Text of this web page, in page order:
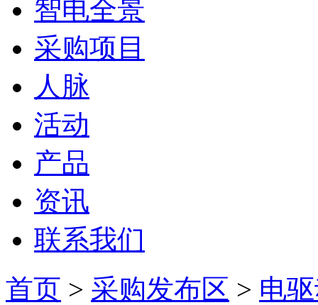
智电全景
采购项目
人脉
活动
产品
资讯
联系我们
首页 > 采购发布区 > 电